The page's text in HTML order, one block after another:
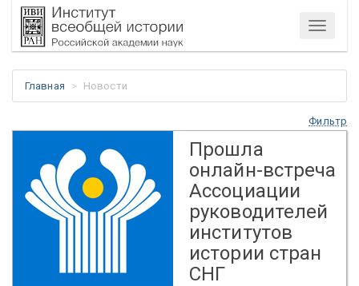
Меню
Главная Новости
Фильтр
Прошла
онлайн-встреча
Ассоциации
руководителей
институтов
истории стран
СНГ